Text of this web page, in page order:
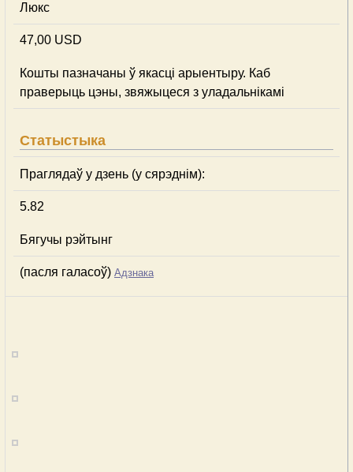
Люкс
47,00 USD
Кошты пазначаны ў якасці арыентыру. Каб
праверыць цэны, звяжыцеся з уладальнікамі
Статыстыка
Праглядаў у дзень (у сярэднім):
5.82
Бягучы рэйтынг
(пасля галасоў) Адзнака